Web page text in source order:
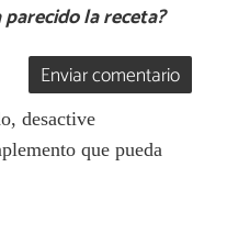
parecido la receta?
Enviar comentario
desactive
que pueda